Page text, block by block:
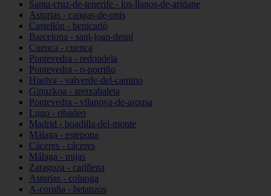
Santa-cruz-de-tenerife - los-llanos-de-aridane
Asturias - cangas-de-onís
Castellón - benicarló
Barcelona - sant-joan-despí
Cuenca - cuenca
Pontevedra - redondela
Pontevedra - o-porriño
Huelva - valverde-del-camino
Gipuzkoa - aretxabaleta
Pontevedra - vilanova-de-arousa
Lugo - ribadeo
Madrid - boadilla-del-monte
Málaga - estepona
Cáceres - cáceres
Málaga - mijas
Zaragoza - cariñena
Asturias - colunga
A-coruña - betanzos